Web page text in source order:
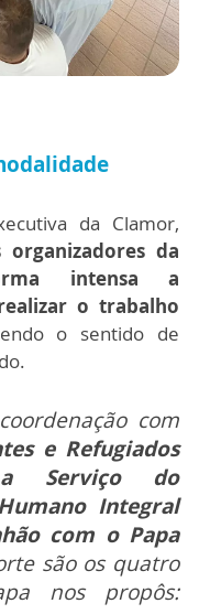
da Clamor,
da
intensa a
o trabalho
o sentido de
com
e Refugiados
Serviço do
Integral
com o Papa
são os quatro
nos propôs: